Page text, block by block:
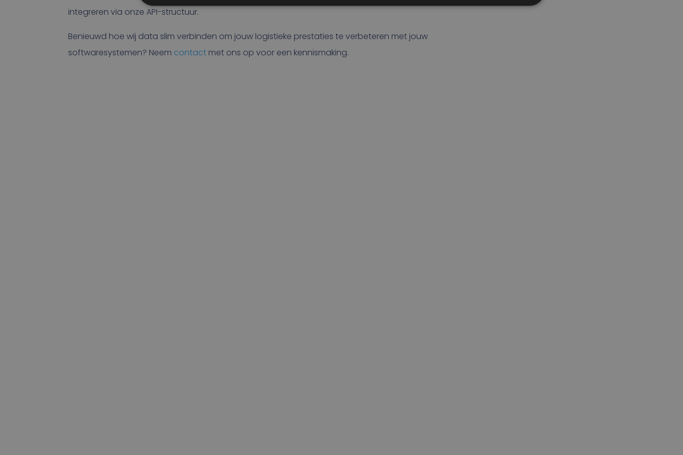
integreren via onze API-structuur.
Benieuwd hoe wij data slim verbinden om jouw logistieke prestaties te verbeteren met jouw
softwaresystemen? Neem contact met ons op voor een kennismaking.